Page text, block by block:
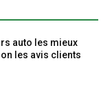
auto les mieux
les avis clients